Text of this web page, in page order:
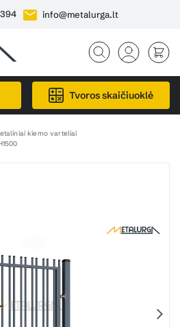
info@metalurga.lt
Tvoros skaičiuoklė
kiemo varteliai